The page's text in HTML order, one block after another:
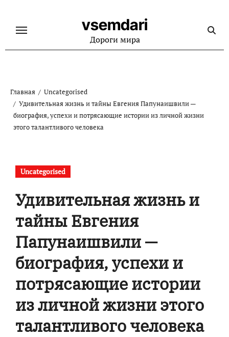
содержанию
vsemdari
Дороги мира
Главная
Uncategorised
Удивительная жизнь и тайны Евгения Папунаишвили —
биография, успехи и потрясающие истории из личной жизни
этого талантливого человека
Uncategorised
Удивительная жизнь и
тайны Евгения
Папунаишвили —
биография, успехи и
потрясающие истории
из личной жизни этого
талантливого человека